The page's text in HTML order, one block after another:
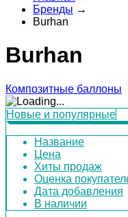
Бренды →
Burhan
Burhan
Композитные баллоны
Новые и популярные
Название
Цена
Хиты продаж
Оценка
Дата добавления
В наличии